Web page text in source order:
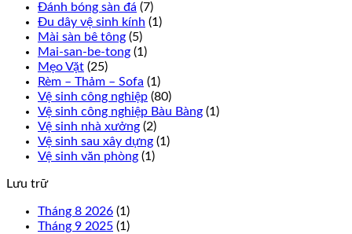
Đánh bóng sàn đá (7)
Đu dây vệ sinh kính (1)
Mài sàn bê tông (5)
Mai-san-be-tong (1)
Mẹo Vặt (25)
Rèm – Thảm – Sofa (1)
Vệ sinh công nghiệp (80)
Vệ sinh công nghiệp Bàu Bàng (1)
Vệ sinh nhà xưởng (2)
Vệ sinh sau xây dựng (1)
Vệ sinh văn phòng (1)
Lưu trữ
Tháng 8 2026 (1)
Tháng 9 2025 (1)